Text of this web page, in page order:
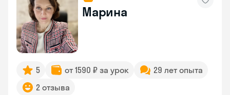
Марина
5 от 1590 ₽ за урок
29 лет опыта
2 отзыва